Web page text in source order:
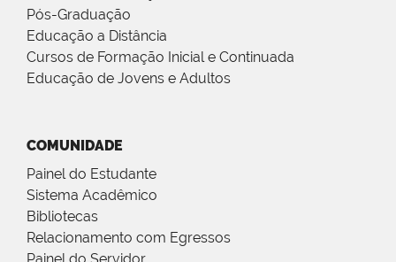
Pós-Graduação
Educação a Distância
Cursos de Formação Inicial e Continuada
Educação de Jovens e Adultos
COMUNIDADE
Painel do Estudante
Sistema Acadêmico
Bibliotecas
Relacionamento com Egressos